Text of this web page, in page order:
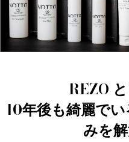
REZO
10年後も綺麗で
みを